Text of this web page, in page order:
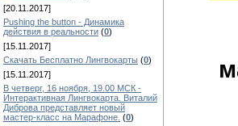
[20.11.2017]
Pushing the button - Динамика
действия в реальности (0)
[15.11.2017]
Скачать Бесплатно Лингвокарты (0)
[15.11.2017]
В четверг, 16 ноября, 19.00 МСК -
Интерактивная Лингвокарта. Виталий
Диброва представляет новый
мастер-класс на Марафоне. (0)